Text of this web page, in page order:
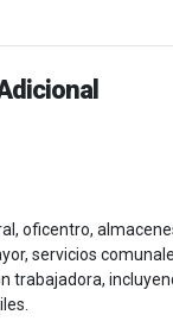
oficentro,
servicios
trabajadora,